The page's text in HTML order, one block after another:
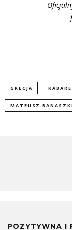
GRECJA
MATEUSZ
POZYTYWNA I